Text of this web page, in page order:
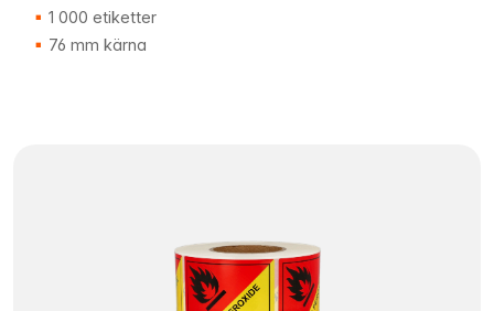
1 000 etiketter
76 mm kärna